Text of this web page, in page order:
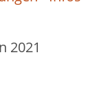
2021